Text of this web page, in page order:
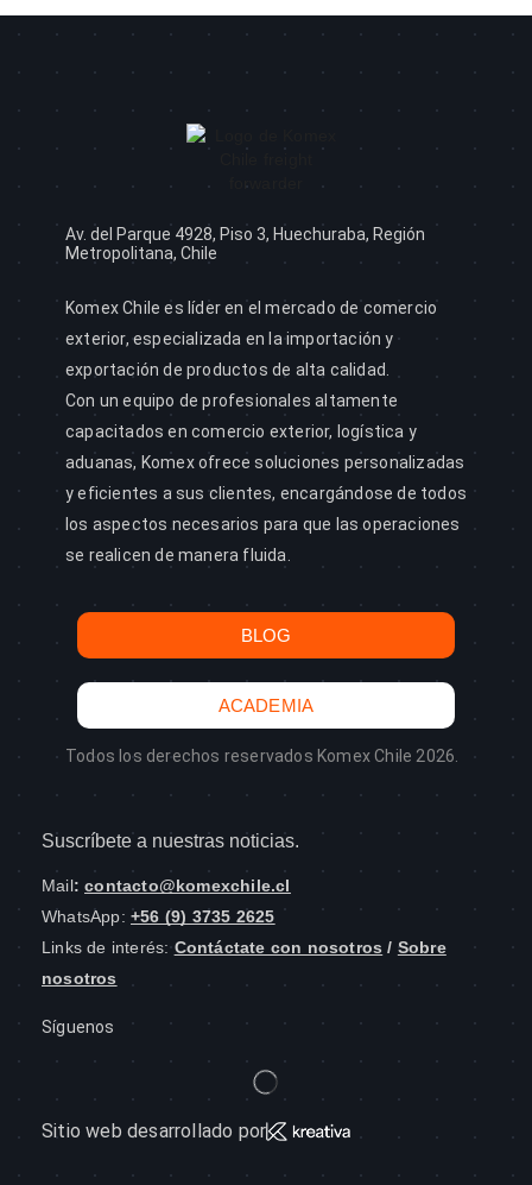
Av. del Parque 4928, Piso 3, Huechuraba, Región
Metropolitana, Chile
Komex Chile es líder en el mercado de comercio
exterior, especializada en la importación y
exportación de productos de alta calidad.
Con un equipo de profesionales altamente
capacitados en comercio exterior, logística y
aduanas, Komex ofrece soluciones personalizadas
y eficientes a sus clientes, encargándose de todos
los aspectos necesarios para que las operaciones
se realicen de manera fluida.
BLOG
ACADEMIA
Todos los derechos reservados Komex Chile 2026.
Suscríbete a nuestras noticias.
Mail:contacto@komexchile.cl
WhatsApp: +56 (9) 3735 2625
Links de interés: Contáctate con nosotros / Sobre
nosotros
Síguenos
Sitio web desarrollado por